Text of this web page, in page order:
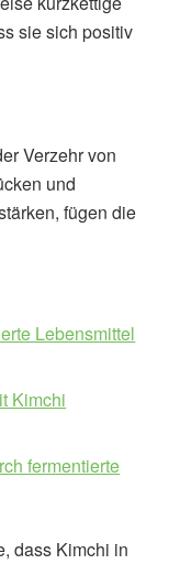
sie sich positiv
Verzehr von
und
fügen die
Lebensmittel
Kimchi
fermentierte
dass Kimchi in